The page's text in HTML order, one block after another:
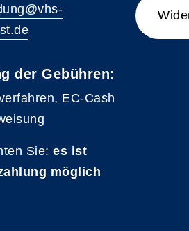
der Gebühren:
EC-Cash
Sie: es ist
möglich